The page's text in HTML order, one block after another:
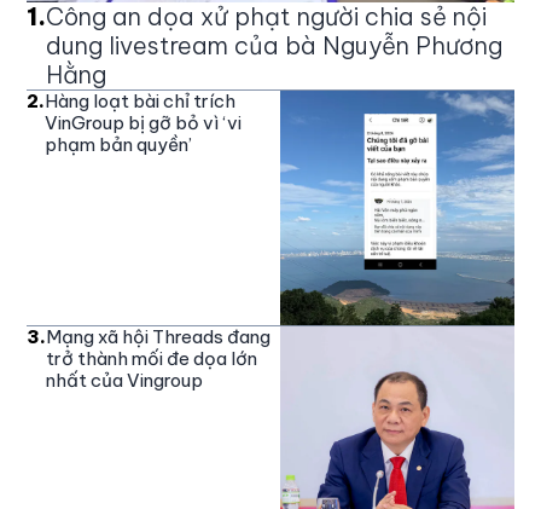
1.Công an dọa xử phạt người chia sẻ nội
dung livestream của bà Nguyễn Phương
Hằng
2.Hàng loạt bài chỉ trích
VinGroup bị gỡ bỏ vì ‘vi
phạm bản quyền’
3.Mạng xã hội Threads đang
trở thành mối đe dọa lớn
nhất của Vingroup